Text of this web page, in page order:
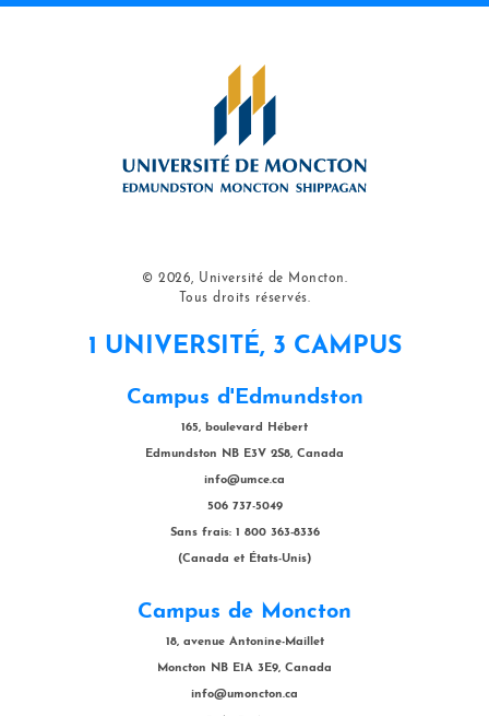
© 2026, Université de Moncton.
Tous droits réservés.
1 UNIVERSITÉ, 3 CAMPUS
Campus d'Edmundston
165, boulevard Hébert
Edmundston NB E3V 2S8, Canada
info@umce.ca
506 737-5049
Sans frais: 1 800 363-8336
(Canada et États-Unis)
Campus de Moncton
18, avenue Antonine-Maillet
Moncton NB E1A 3E9, Canada
info@umoncton.ca